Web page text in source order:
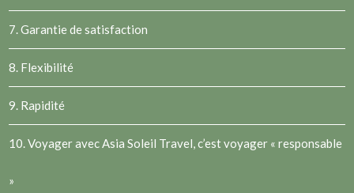
7. Garantie de satisfaction
8. Flexibilité
9. Rapidité
10. Voyager avec Asia Soleil Travel, c’est voyager « responsable
»